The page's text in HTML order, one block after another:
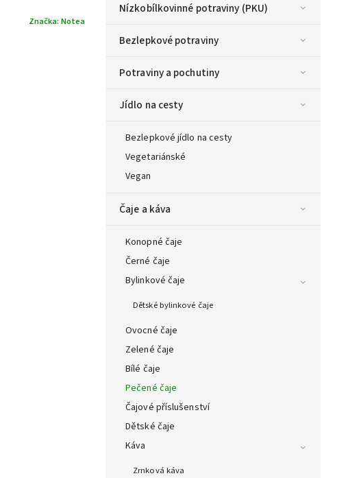
Nízkobílkovinné potraviny (PKU)
Bezlepkové potraviny
Potraviny a pochutiny
Jídlo na cesty
Bezlepkové jídlo na cesty
Vegetariánské
Vegan
Čaje a káva
Konopné čaje
Černé čaje
Bylinkové čaje
Dětské bylinkové čaje
Ovocné čaje
Zelené čaje
Bílé čaje
Pečené čaje
Čajové příslušenství
Dětské čaje
Káva
Zrnková káva
Značka: Notea